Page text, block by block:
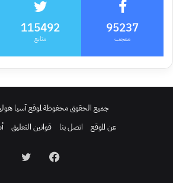
95237
معجب
115492
متابع
جميع الحقوق محفوظة لموقع آسيا هوليك
عن الموقع
اتصل بنا قوانين التعليق
فيسبوك